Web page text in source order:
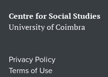
Centre for Social Studies
University of Coimbra
Privacy Policy
Terms of Use